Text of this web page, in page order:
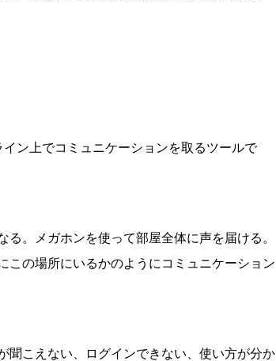
ン上でコミュニケーションを取るツールで
。メガホンを使って部屋全体に声を届ける。
この場所にいるかのようにコミュニケーション
聞こえない、ログインできない、使い方が分か